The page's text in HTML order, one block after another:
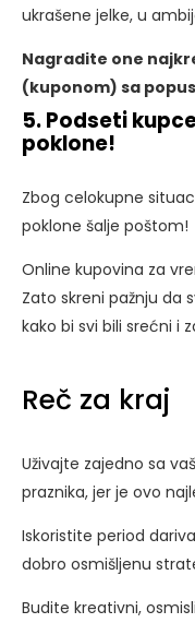
ukrašene jelke, u
Nagradite one
(kuponom) sa
5. Podseti
poklone!
Zbog celokupne
poklone šalje poštom!
Online kupovina za
Zato skreni pažnju da
kako bi svi bili srećni i
Reč za kraj
Uživajte zajedno sa
praznika, jer je ovo
Iskoristite period
dobro osmišljenu
Budite kreativni,